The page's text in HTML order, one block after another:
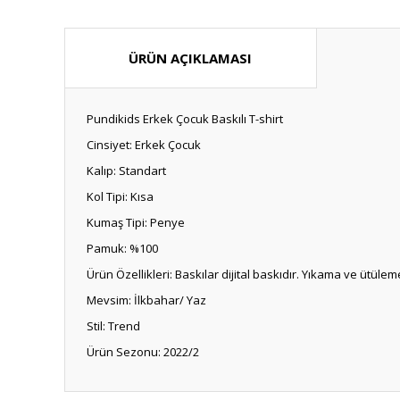
ÜRÜN AÇIKLAMASI
Pundikids Erkek Çocuk Baskılı T-shirt
Cinsiyet: Erkek Çocuk
Kalıp: Standart
Kol Tipi: Kısa
Kumaş Tipi: Penye
Pamuk: %100
Ürün Özellikleri: Baskılar dijital baskıdır. Yıkama ve
Mevsim: İlkbahar/ Yaz
Stil: Trend
Ürün Sezonu: 2022/2